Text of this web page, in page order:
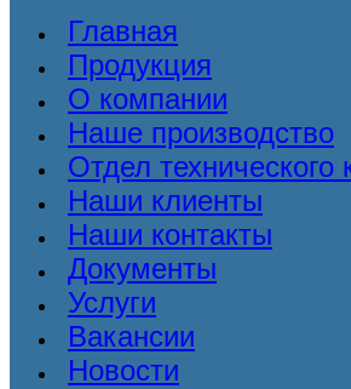
Главная
Продукция
О компании
Наше производство
Отдел
Наши клиенты
Наши контакты
Документы
Услуги
Вакансии
Новости